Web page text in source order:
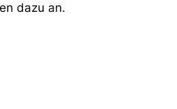
dazu an.